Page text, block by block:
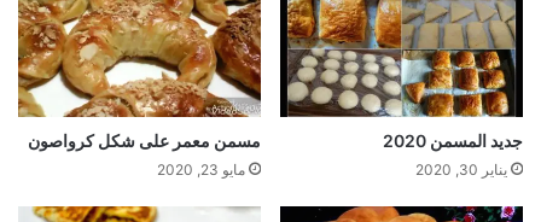
جديد المسمن 2020
يناير 30, 2020
مسمن معمر على شكل كرواصون
مايو 23, 2020